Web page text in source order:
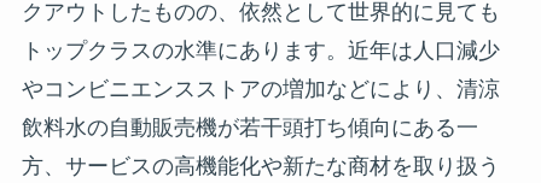
クアウトしたものの、依然として世界的に見ても
トップクラスの水準にあります。近年は人口減少
やコンビニエンスストアの増加などにより、清涼
飲料水の自動販売機が若干頭打ち傾向にある一
方、サービスの高機能化や新たな商材を取り扱う